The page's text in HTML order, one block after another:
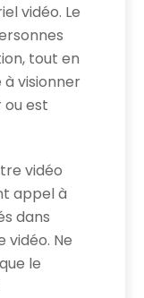
vidéo. Le
tout en
visionner
ou est
vidéo
appel à
dans
Ne
le